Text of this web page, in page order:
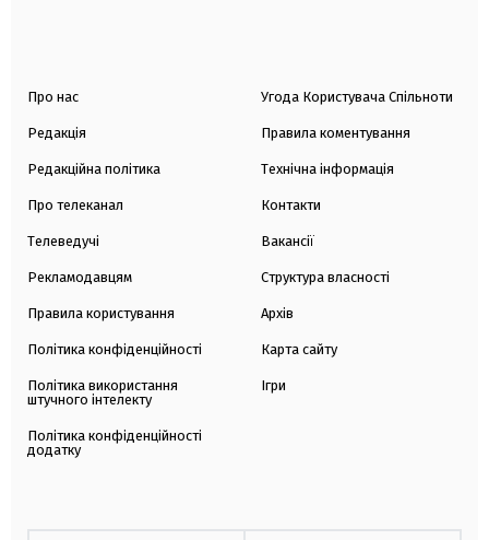
Про нас
Редакція
Редакційна політика
Про телеканал
Телеведучі
Рекламодавцям
Правила користування
Політика конфіденційності
Політика використання
штучного інтелекту
Політика конфіденційності
додатку
Угода Користувача Спільноти
Правила коментування
Технічна інформація
Контакти
Вакансії
Структура власності
Архів
Карта сайту
Ігри